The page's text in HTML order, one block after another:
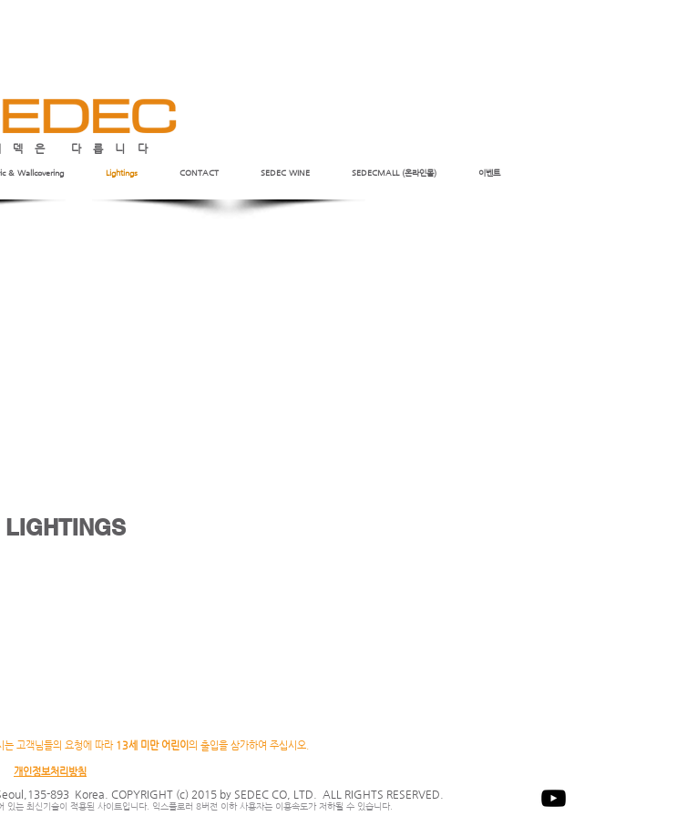
덱은 다릅니다
& Wallcovering Lightings CONTACT SEDEC WINE SEDECMALL (온라인몰) 이벤트
LIGHTINGS
는 고객님들의 요청에 따라 13세 미만 어린이 의 출입을 삼가하여 주십시오.
개인정보처리방침
893 Korea. COPYRIGHT (c) 2015 by SEDEC CO, LTD. ALL RIGHTS RESERVED.
는 최신기술이 적용된 사이트입니다. 익스플로러 8버전 이하 사용자는 이용속도가 저하될 수 있습니다.